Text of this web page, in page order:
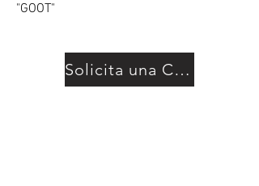
"GOOT"
Solicita una Cotización